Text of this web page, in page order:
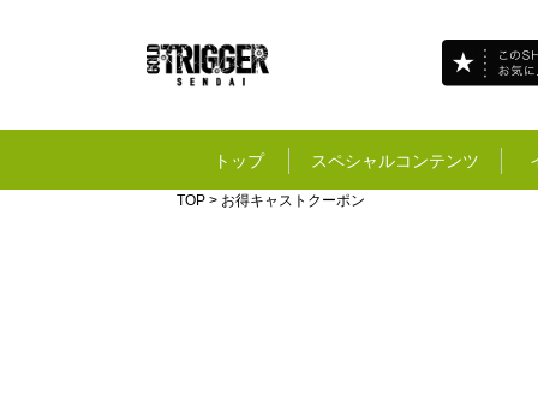
トップ スペシャルコンテンツ
TOP > お得キャストクーポン